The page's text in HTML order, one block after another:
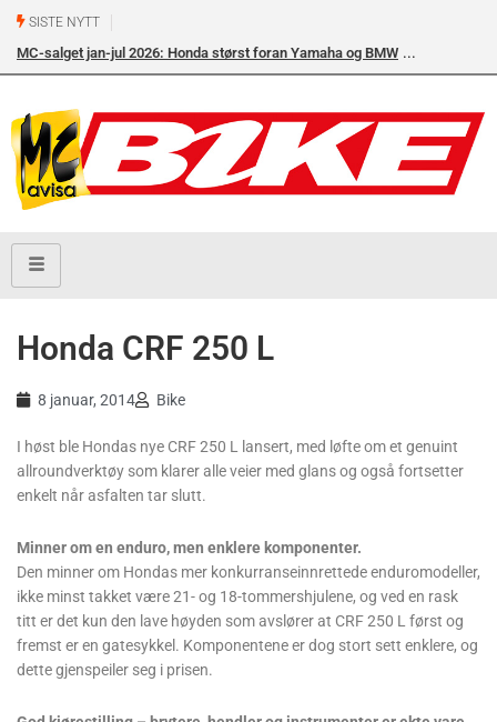
SISTE NYTT
MC-salget jan-jul 2026: Honda størst foran Yamaha og BMW
Honda CRF 250 L
8 januar, 2014 Bike
I høst ble Hondas nye CRF 250 L lansert, med løfte om et genuint
allround­verktøy som klarer alle veier med glans og også fortsetter
enkelt når asfalten tar slutt.
Minner om en enduro, men enklere komponenter.
Den minner om Hondas mer konkurranseinnrettede enduromodeller,
ikke minst takket være 21- og 18-tommershjulene, og ved en rask
titt er det kun den lave høyden som avslører at CRF 250 L først og
fremst er en gatesykkel. Komponentene er dog stort sett enklere, og
dette gjenspeiler seg i prisen.